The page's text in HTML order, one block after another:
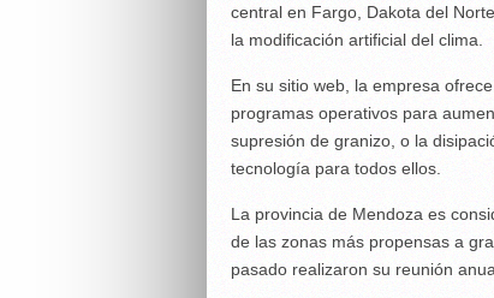
central en Fargo, Dakota del
la modificación artificial del clima.
En su sitio web, la empresa
programas operativos para
supresión de granizo, o la
tecnología para todos ellos.
La provincia de Mendoza es
de las zonas más propensas a
pasado realizaron su reunión